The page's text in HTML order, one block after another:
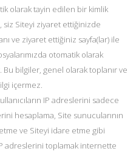
olarak tayin edilen bir kimlik
siz Siteyi ziyaret ettiğinizde
ve ziyaret ettiğiniz sayfa(lar) ile
otomatik olarak
Bu bilgiler, genel olarak toplanır ve
içermez.
IP adreslerini sadece
hesaplama, Site sunucularının
ve Siteyi idare etme gibi
adreslerini toplamak internette